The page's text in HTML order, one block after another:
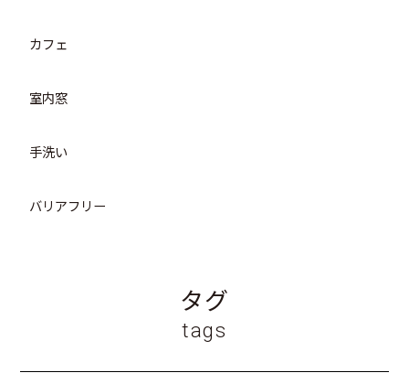
カフェ
室内窓
手洗い
バリアフリー
タグ
tags